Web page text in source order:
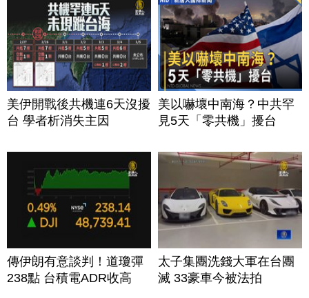
美伊開戰後共機連6天沒擾
台 學者析消失主因
美以嚇壞中南海？中共罕
見5天「零共機」擾台
傳伊朗有意談判！道瓊彈
238點 台積電ADR收高
太子集團洗錢大軍在台團
滅 33豪車今被法拍